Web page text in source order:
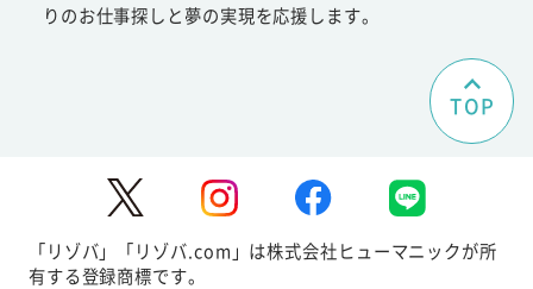
りのお仕事探しと夢の実現を応援します。
TOP
「リゾバ」「リゾバ.com」は株式会社ヒューマニックが所
有する登録商標です。